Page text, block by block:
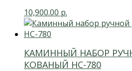
10,900.00 р.
КАМИННЫЙ НАБОР
КОВАНЫЙ НС-780